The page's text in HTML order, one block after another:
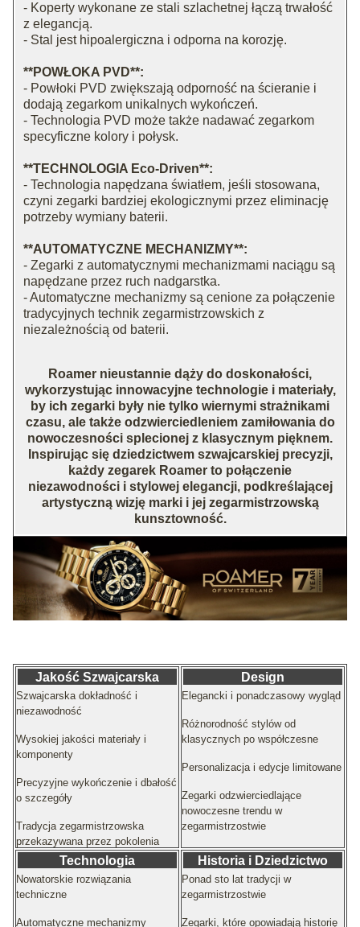
- Koperty wykonane ze stali szlachetnej łączą trwałość
z elegancją.
- Stal jest hipoalergiczna i odporna na korozję.
**POWŁOKA PVD**:
- Powłoki PVD zwiększają odporność na ścieranie i
dodają zegarkom unikalnych wykończeń.
- Technologia PVD może także nadawać zegarkom
specyficzne kolory i połysk.
**TECHNOLOGIA Eco-Driven**:
- Technologia napędzana światłem, jeśli stosowana,
czyni zegarki bardziej ekologicznymi przez eliminację
potrzeby wymiany baterii.
**AUTOMATYCZNE MECHANIZMY**:
- Zegarki z automatycznymi mechanizmami naciągu są
napędzane przez ruch nadgarstka.
- Automatyczne mechanizmy są cenione za połączenie
tradycyjnych technik zegarmistrzowskich z
niezależnością od baterii.
Roamer nieustannie dąży do doskonałości,
wykorzystując innowacyjne technologie i materiały,
by ich zegarki były nie tylko wiernymi strażnikami
czasu, ale także odzwierciedleniem zamiłowania do
nowoczesności splecionej z klasycznym pięknem.
Inspirując się dziedzictwem szwajcarskiej precyzji,
każdy zegarek Roamer to połączenie
niezawodności i stylowej elegancji, podkreślającej
artystyczną wizję marki i jej zegarmistrzowską
kunsztowność.
Jakość Szwajcarska
Szwajcarska dokładność i
niezawodność
Wysokiej jakości materiały i
komponenty
Precyzyjne wykończenie i dbałość
o szczegóły
Tradycja zegarmistrzowska
przekazywana przez pokolenia
Design
Elegancki i ponadczasowy wygląd
Różnorodność stylów od
klasycznych po współczesne
Personalizacja i edycje limitowane
Zegarki odzwierciedlające
nowoczesne trendu w
zegarmistrzostwie
Technologia
Nowatorskie rozwiązania
techniczne
Automatyczne mechanizmy
Historia i Dziedzictwo
Ponad sto lat tradycji w
zegarmistrzostwie
Zegarki, które opowiadają historię